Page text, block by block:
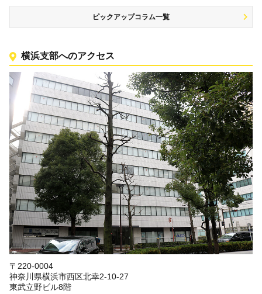
ピックアップコラム一覧
横浜支部へのアクセス
〒220-0004
神奈川県横浜市西区北幸2-10-27
東武立野ビル8階